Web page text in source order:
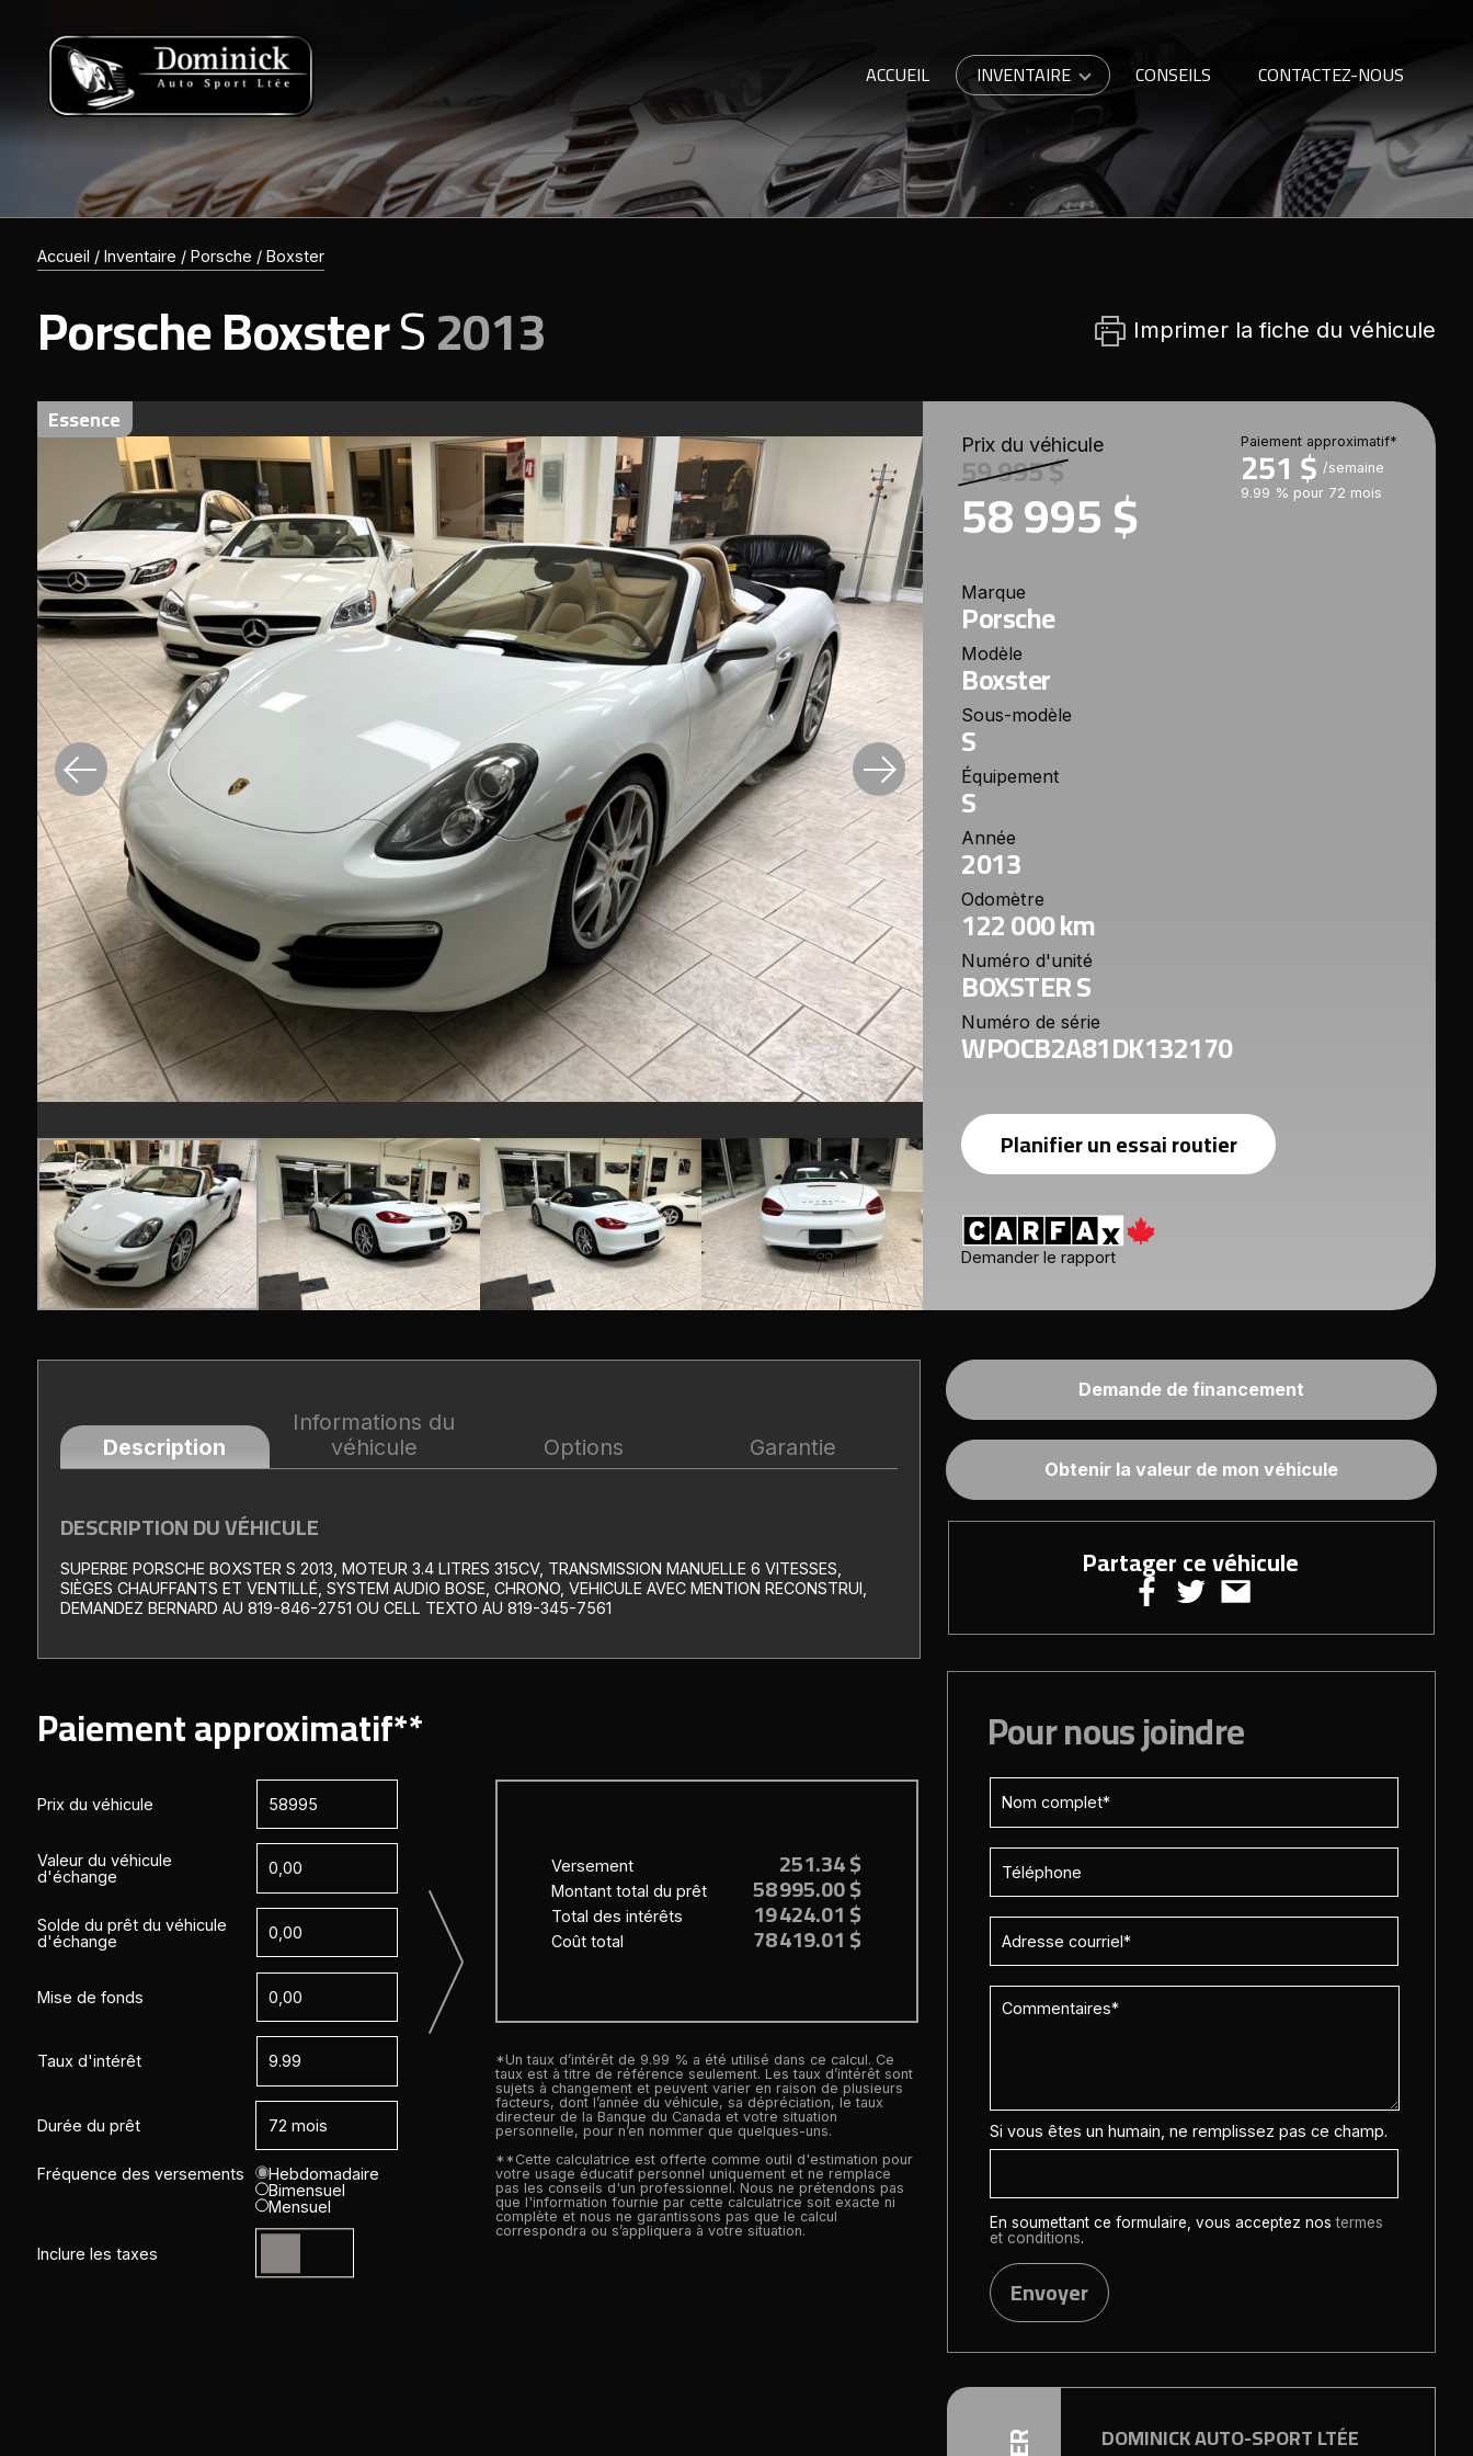
ACCUEIL INVENTAIRE CONSEILS CONTACTEZ-NOUS
Accueil / Inventaire / Porsche / Boxster
PorscheBoxsterS2013 Imprimer la fiche du véhicule
essence
Prix du véhicule
59 995 $
58 995 $
Paiement approximatif*
251 $ /semaine
9.99 % pour 72 mois
Marque
Porsche
Modèle
Boxster
Sous-modèle
S
Équipement
S
Année
2013
Odomètre
122 000 km
Numéro d'unité
BOXSTER S
Numéro de série
WPOCB2A81DK132170
Planifier un essai routier
Demander le rapport
Description
Informations du
véhicule
Options Garantie
DESCRIPTION DU VÉHICULE
SUPERBE PORSCHE BOXSTER S 2013, MOTEUR 3.4 LITRES 315CV, TRANSMISSION MANUELLE 6 VITESSES,
SIÈGES CHAUFFANTS ET VENTILLÉ, SYSTEM AUDIO BOSE, CHRONO, VEHICULE AVEC MENTION RECONSTRUI,
DEMANDEZ BERNARD AU 819-846-2751 OU CELL TEXTO AU 819-345-7561
Paiement approximatif**
Prix du véhicule
Valeur du véhicule
d'échange
Solde du prêt du véhicule
d'échange
Mise de fonds
Taux d'intérêt
Durée du prêt
Fréquence des versements
Hebdomadaire
Bimensuel
Mensuel
Inclure les taxes
Versement 251.34 $
Montant total du prêt 58 995.00 $
Total des intérêts 19 424.01 $
Coût total 78 419.01 $
*Un taux d’intérêt de 9.99 % a été utilisé dans ce calcul. Ce
taux est à titre de référence seulement. Les taux d’intérêt sont
sujets à changement et peuvent varier en raison de plusieurs
facteurs, dont l’année du véhicule, sa dépréciation, le taux
directeur de la Banque du Canada et votre situation
personnelle, pour n’en nommer que quelques-uns.
**Cette calculatrice est offerte comme outil d'estimation pour
votre usage éducatif personnel uniquement et ne remplace
pas les conseils d'un professionnel. Nous ne prétendons pas
que l'information fournie par cette calculatrice soit exacte ni
complète et nous ne garantissons pas que le calcul
correspondra ou s’appliquera à votre situation.
Demande de financement
Obtenir la valeur de mon véhicule
Partager ce véhicule
Pour nous joindre
Si vous êtes un humain, ne remplissez pas ce champ.
En soumettant ce formulaire, vous acceptez nostermes
et conditions.
Envoyer
DOMINICK AUTO-SPORT LTÉE